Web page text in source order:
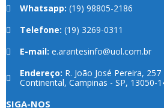
Whatsapp: (19) 98805-2186
Telefone: (19) 3269-0311
E-mail: e.arantesinfo@uol.com.br
Endereço: R. João José Pereira,
Continental, Campinas - SP, 13050-
SIGA-NOS